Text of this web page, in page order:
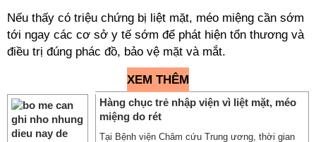
Nếu thấy có triệu chứng bị liệt mặt, méo miệng cần sớm
tới ngay các cơ sở y tế sớm để phát hiện tổn thương và
điều trị đúng phác đồ, bảo vệ mặt và mắt.
XEM THÊM
Hàng chục trẻ nhập viện vì liệt mặt, méo
miệng do rét
Tại Bệnh viện Châm cứu Trung ương, thời gian